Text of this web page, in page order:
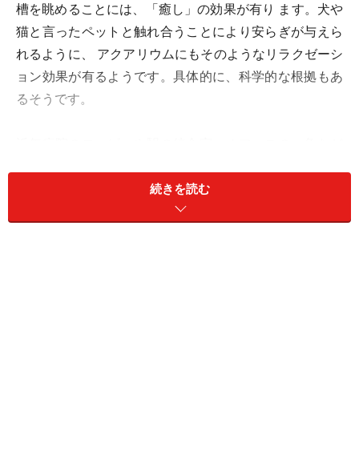
槽を眺めることには、「癒し」の効果が有り ます。犬や
猫と言ったペットと触れ合うことにより安らぎが与えら
れるように、 アクアリウムにもそのようなリラクゼーシ
ョン効果が有るようです。具体的に、科学的な根拠もあ
るそうです。
味がないわけではないのです。インテリアと してだけで
はなく、「癒し」の効果も多分に含まれています。それ
続きを読む